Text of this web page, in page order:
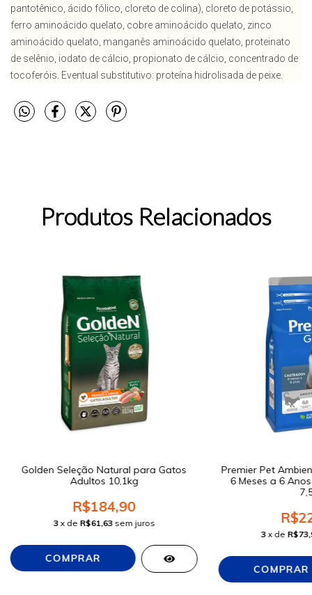
pantotênico, ácido fólico, cloreto de colina), cloreto de potássio,
ferro aminoácido quelato, cobre aminoácido quelato, zinco
aminoácido quelato, manganês aminoácido quelato, proteinato
de selênio, iodato de cálcio, propionato de cálcio, concentrado de
tocoferóis. Eventual substitutivo: proteína hidrolisada de peixe.
Produtos Relacionados
Golden Seleção Natural para Gatos
Adultos 10,1kg
R$184,90
3 x de R$61,63 sem juros
Premier Pet
6 Meses a 6
3 x de